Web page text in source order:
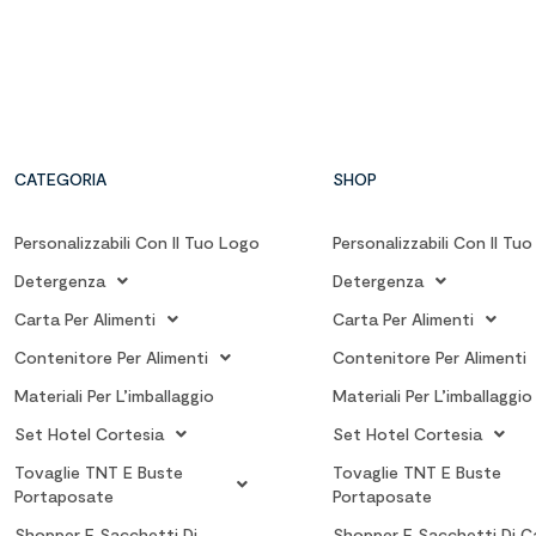
CATEGORIA
Personalizzabili Con Il Tuo Logo
Detergenza
Carta Per Alimenti
Contenitore Per Alimenti
Materiali Per L’imballaggio
Set Hotel Cortesia
Tovaglie TNT E Buste
Portaposate
SHOP
Personalizzabili Con Il
Detergenza
Carta Per Alimenti
Contenitore Per Alimenti
Materiali Per L’imballaggio
Set Hotel Cortesia
Tovaglie TNT E Buste
Portaposate